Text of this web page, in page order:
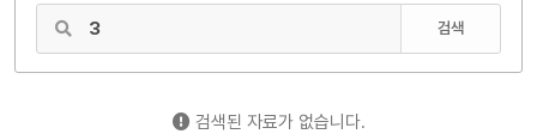
검색
검색된 자료가 없습니다.